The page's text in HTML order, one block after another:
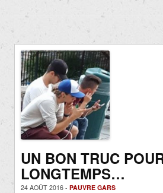
UN BON TRUC
LONGTEMPS…
24 AOÛT 2016 - PAUVRE GARS